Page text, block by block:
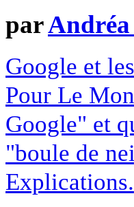
par
Google et
Pour Le
Google" et
"boule de
Explications.